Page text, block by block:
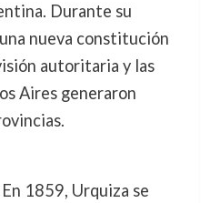
Durante su
nueva constitución
autoritaria y las
Aires generaron
En 1859, Urquiza se